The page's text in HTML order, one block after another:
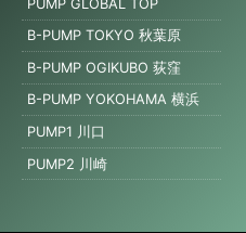
PUMP GLOBAL TOP
B-PUMP TOKYO 秋葉原
B-PUMP OGIKUBO 荻窪
B-PUMP YOKOHAMA 横浜
PUMP1 川口
PUMP2 川崎